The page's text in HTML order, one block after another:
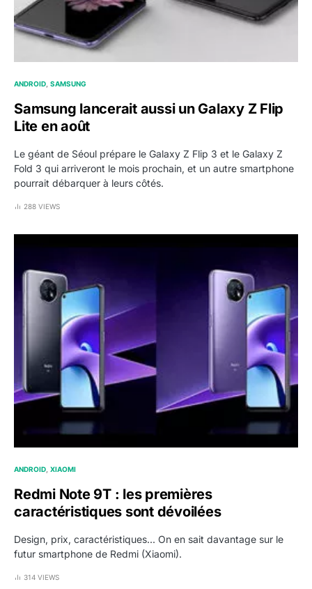
ANDROID SAMSUNG
Samsung lancerait aussi un Galaxy Z Flip
Lite en août
Le géant de Séoul prépare le Galaxy Z Flip 3 et le Galaxy Z
Fold 3 qui arriveront le mois prochain, et un autre smartphone
pourrait débarquer à leurs côtés.
288 VIEWS
ANDROID XIAOMI
Redmi Note 9T : les premières
caractéristiques sont dévoilées
Design, prix, caractéristiques... On en sait davantage sur le
futur smartphone de Redmi (Xiaomi).
314 VIEWS